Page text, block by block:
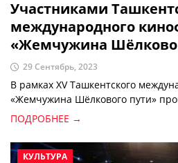
Участниками
международного
«Жемчужина
более 300 гостей
29 Сентябрь, 2023
В рамках XV Ташкентского
«Жемчужина Шёлкового пути»
ПОДРОБНЕЕ →
КУЛЬТУРА